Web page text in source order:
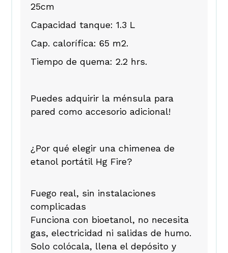
25cm
Capacidad tanque: 1.3 L
Cap. calorífica: 65 m2.
Tiempo de quema: 2.2 hrs.
Puedes adquirir la ménsula para
pared como accesorio adicional!
¿Por qué elegir una chimenea de
etanol portátil Hg Fire?
Fuego real, sin instalaciones
complicadas
Funciona con bioetanol, no necesita
gas, electricidad ni salidas de humo.
Solo colócala, llena el depósito y